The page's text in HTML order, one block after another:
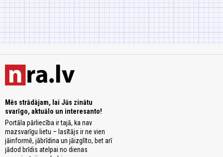
Mēs strādājam, lai Jūs zinātu
svarīgo, aktuālo un interesanto!
Portāla pārliecība ir tajā, ka nav
mazsvarīgu lietu – lasītājs ir ne vien
jāinformē, jābrīdina un jāizglīto, bet arī
jādod brīdis atelpai no dienas